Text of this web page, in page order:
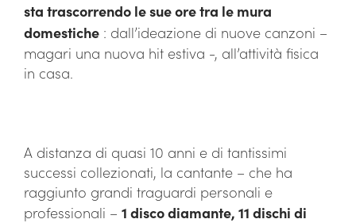
sta trascorrendo le sue ore tra le mura
domestiche : dall’ideazione di nuove canzoni –
magari una nuova hit estiva -, all’attività fisica
in casa.
A distanza di quasi 10 anni e di tantissimi
successi collezionati, la cantante – che ha
raggiunto grandi traguardi personali e
professionali – 1 disco diamante, 11 dischi di